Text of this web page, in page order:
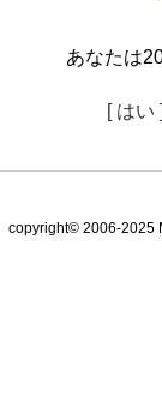
あなたは
[ はい ]
copyright© 2006-2025